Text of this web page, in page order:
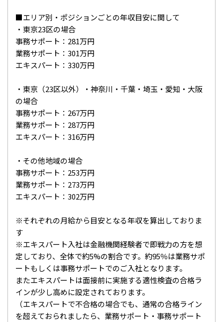
■エリア別・ポジションごとの年収目安に関して
・東京23区の場合
事務サポート：281万円
業務サポート：301万円
エキスパート：330万円
・東京（23区以外）・神奈川・千葉・埼玉・愛知・大阪
の場合
事務サポート：267万円
業務サポート：287万円
エキスパート：316万円
・その他地域の場合
事務サポート：253万円
業務サポート：273万円
エキスパート：302万円
※それぞれの月給から目安となる年収を算出しておりま
す
※エキスパート入社は金融機関経験者で即戦力の方を想
定しており、全体で約5%の割合です。約95％は業務サポ
ートもしくは事務サポートでのご入社となります。
またエキスパートは面接前に実施する適性検査の合格ラ
インが少し高めに設定されております。
（エキスパートで不合格の場合でも、通常の合格ライン
を超えておられましたら、業務サポート・事務サポート